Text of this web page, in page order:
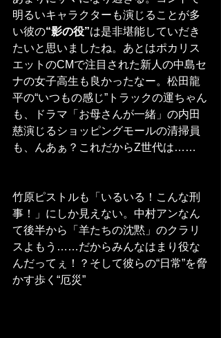
明るいキャラクターも演じることが多
い彼の“影の役”は是非堪能していだき
たいと思いましたね。あとはポカリス
エットのCMで注目された新人の中島セ
ナの女子高生も良かったなー。松田龍
平の“いつもの感じ”トラックの運ちゃん
も、ドラマ「お母さんが一緒」の内田
慈演じるショッピングモールの清掃員
も、んあぁ？これだからZ世代は……
竹原ピストルも「いるいる！こんな刑
事！」にしか見えない。中村アンなん
て後半から「羊たちの沈黙」のクラリ
スよもう……だからみんなはまり役な
んだってぇ！？そして彼らの“日常”を脅
かす歩く“厄災”